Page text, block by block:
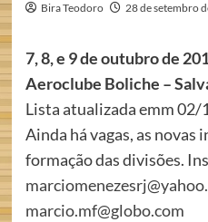
Bira Teodoro 28 de setembro
7, 8, e 9 de outubro de
Aeroclube Boliche –
Lista atualizada emm 02/
Ainda há vagas, as novas
formação das divisões.
marcio.mf@globo.com